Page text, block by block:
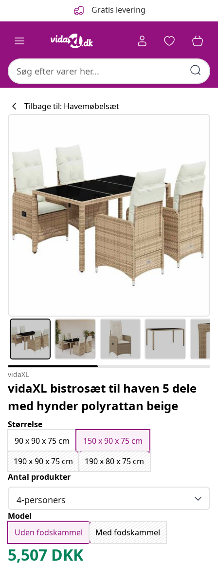
Gratis levering
#sharemevidaxl
Tilbage til: Havemøbelsæt
vidaXL
vidaXL bistrosæt til haven 5 dele
med hynder polyrattan beige
Størrelse
90 x 90 x 75 cm
150 x 90 x 75 cm
190 x 90 x 75 cm
190 x 80 x 75 cm
Antal produkter
4-personers
Model
Uden fodskammel
Med fodskammel
5,507 DKK